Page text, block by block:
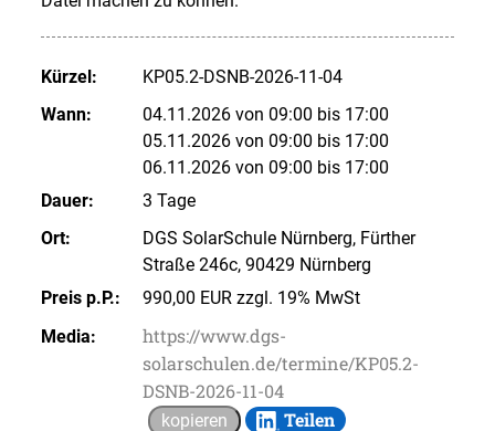
Kürzel:
KP05.2-DSNB-2026-11-04
Wann:
04.11.2026 von 09:00 bis 17:00
05.11.2026 von 09:00 bis 17:00
06.11.2026 von 09:00 bis 17:00
Dauer:
3 Tage
Ort:
DGS SolarSchule Nürnberg, Fürther
Straße 246c, 90429 Nürnberg
Preis p.P.:
990,00 EUR zzgl. 19% MwSt
Media:
https://www.dgs-
solarschulen.de/termine/KP05.2-
DSNB-2026-11-04
kopieren Teilen